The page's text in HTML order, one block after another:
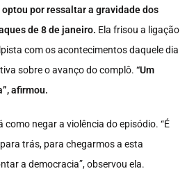
optou por ressaltar a gravidade dos
de 8 de janeiro. Ela frisou a ligação
com os acontecimentos daquele dia
sobre o avanço do complô. “Um
afirmou.
negar a violência do episódio. “É
trás, para chegarmos a esta
a democracia”, observou ela.